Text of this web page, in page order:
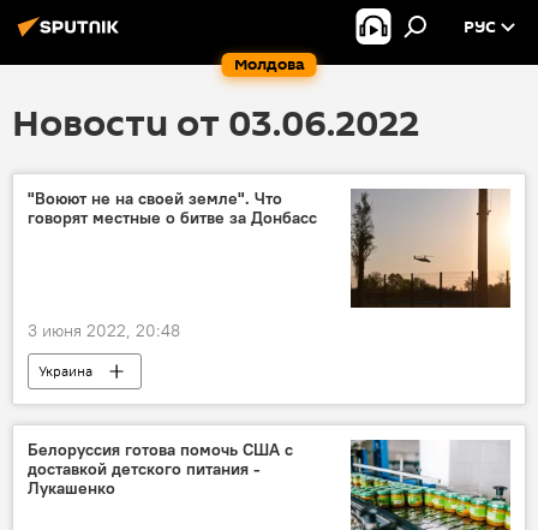
Молдова
РУС
Новости от 03.06.2022
"Воюют не на своей земле". Что
говорят местные о битве за Донбасс
3 июня 2022, 20:48
Украина
Спецоперация России по защите Донбасса
Белоруссия готова помочь США с
доставкой детского питания -
Лукашенко